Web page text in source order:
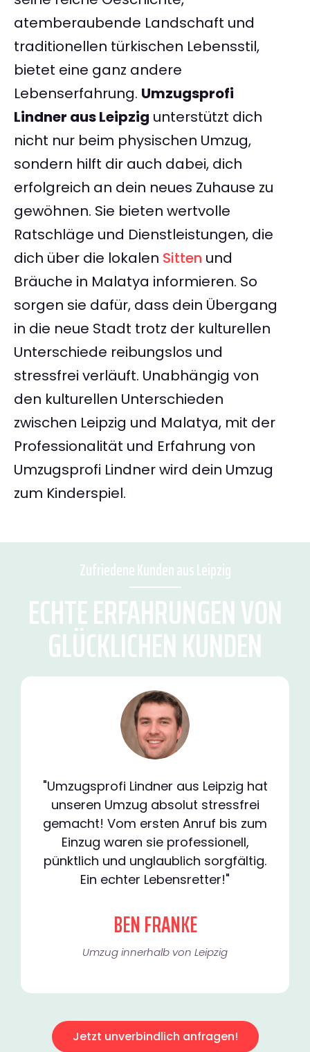
atemberaubende Landschaft und
traditionellen türkischen Lebensstil,
bietet eine ganz andere
Lebenserfahrung. Umzugsprofi
Lindner aus Leipzig unterstützt dich
nicht nur beim physischen Umzug,
sondern hilft dir auch dabei, dich
erfolgreich an dein neues Zuhause zu
gewöhnen. Sie bieten wertvolle
Ratschläge und Dienstleistungen, die
dich über die lokalen Sitten und
Bräuche in Malatya informieren. So
sorgen sie dafür, dass dein Übergang
in die neue Stadt trotz der kulturellen
Unterschiede reibungslos und
stressfrei verläuft. Unabhängig von
den kulturellen Unterschieden
zwischen Leipzig und Malatya, mit der
Professionalität und Erfahrung von
Umzugsprofi Lindner wird dein Umzug
zum Kinderspiel.
Zufriedene Kunden aus Leipzig
ECHTE ERFAHRUNGEN VON
GLÜCKLICHEN KUNDEN
"Umzugsprofi Lindner aus Leipzig hat
unseren Umzug absolut stressfrei
gemacht! Vom ersten Anruf bis zum
Einzug waren sie professionell,
pünktlich und unglaublich sorgfältig.
Ein echter Lebensretter!"
BEN FRANKE
Umzug innerhalb von Leipzig​
Jetzt unverbindlich anfragen!